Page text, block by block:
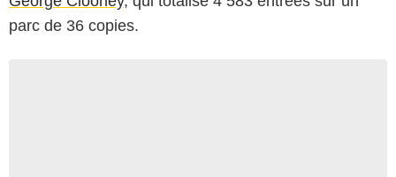
parc de 36 copies.